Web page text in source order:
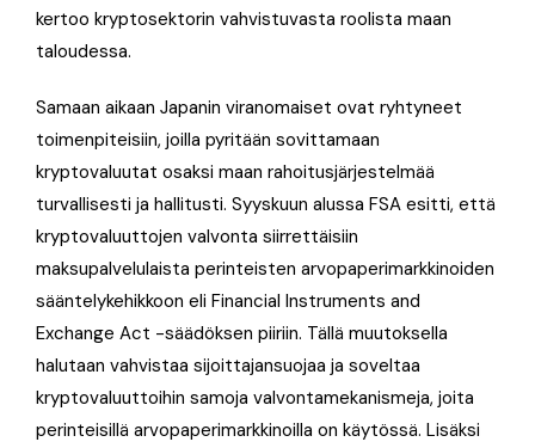
kertoo kryptosektorin vahvistuvasta roolista maan
taloudessa.
Samaan aikaan Japanin viranomaiset ovat ryhtyneet
toimenpiteisiin, joilla pyritään sovittamaan
kryptovaluutat osaksi maan rahoitusjärjestelmää
turvallisesti ja hallitusti. Syyskuun alussa FSA esitti, että
kryptovaluuttojen valvonta siirrettäisiin
maksupalvelulaista perinteisten arvopaperimarkkinoiden
sääntelykehikkoon eli Financial Instruments and
Exchange Act -säädöksen piiriin. Tällä muutoksella
halutaan vahvistaa sijoittajansuojaa ja soveltaa
kryptovaluuttoihin samoja valvontamekanismeja, joita
perinteisillä arvopaperimarkkinoilla on käytössä. Lisäksi